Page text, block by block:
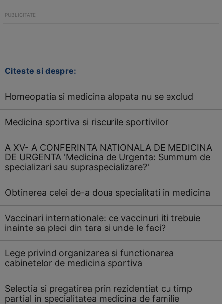
Citeste si despre:
Homeopatia si medicina alopata nu se exclud
Medicina sportiva si riscurile sportivilor
A XV- A CONFERINTA NATIONALA DE MEDICINA
DE URGENTA 'Medicina de Urgenta: Summum de
specializari sau supraspecializare?'
Obtinerea celei de-a doua specialitati in medicina
Vaccinari internationale: ce vaccinuri iti trebuie
inainte sa pleci din tara si unde le faci?
Lege privind organizarea si functionarea
cabinetelor de medicina sportiva
Selectia si pregatirea prin rezidentiat cu timp
partial in specialitatea medicina de familie